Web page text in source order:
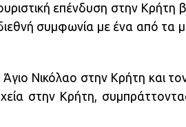
επένδυση στην Κρήτη
συμφωνία με ένα από τα
Νικόλαο στην Κρήτη και
στην Κρήτη,